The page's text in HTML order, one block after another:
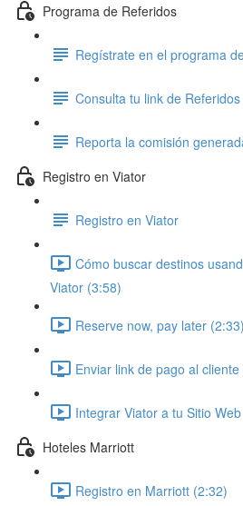
Programa de Referidos
Regístrate en el programa
Consulta tu link de Referidos
Reporta la comisión
Registro en Viator
Registro en Viator
Cómo buscar destinos
Viator (3:58)
Reserve now, pay later (2:33)
Enviar link de pago al
Integrar Viator a tu Sitio
Hoteles Marriott
Registro en Marriott (2:32)